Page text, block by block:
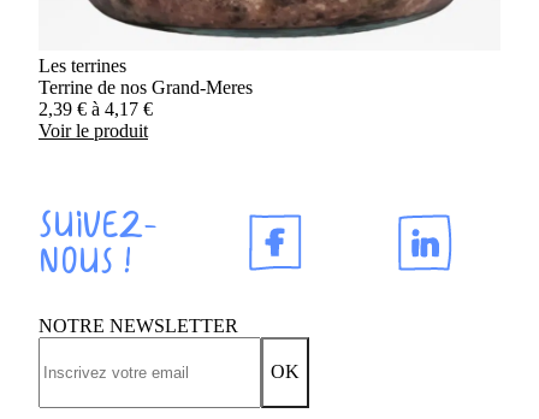
Les terrines
Terrine de nos Grand-Meres
2,39 € à 4,17 €
Voir le produit
Suivez-
nous !
NOTRE NEWSLETTER
OK